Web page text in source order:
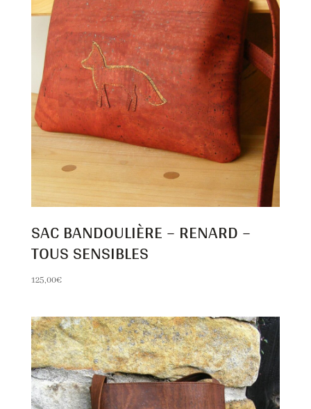
SAC BANDOULIÈRE – RENARD –
TOUS SENSIBLES
125,00€